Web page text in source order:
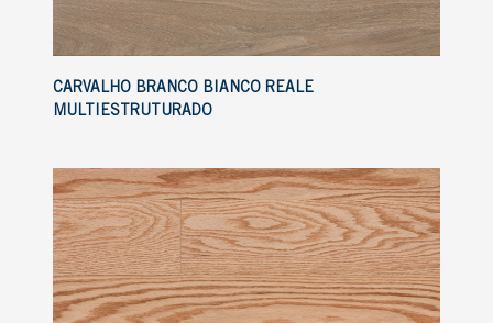
CARVALHO BRANCO BIANCO REALE
MULTIESTRUTURADO